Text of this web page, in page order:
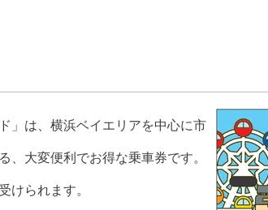
」は、横浜ベイエリアを中心に市
大変便利でお得な乗車券です。
けられます。